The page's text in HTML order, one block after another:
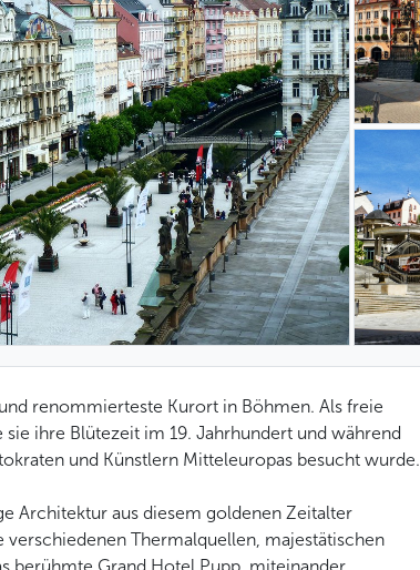
renommierteste Kurort in Böhmen. Als freie
ihre Blütezeit im 19. Jahrhundert und während
und Künstlern Mitteleuropas besucht wurde.
Architektur aus diesem goldenen Zeitalter
Thermalquellen, majestätischen